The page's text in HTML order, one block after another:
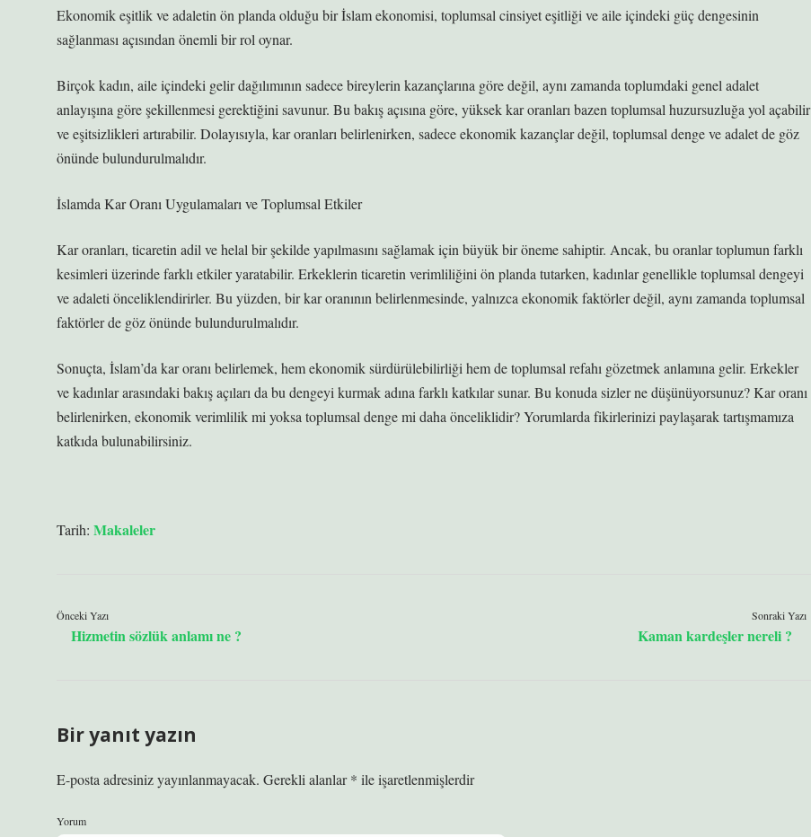
Ekonomik eşitlik ve adaletin ön planda olduğu bir İslam ekonomisi, toplumsal cinsiyet eşitliği ve aile içindeki güç dengesinin
sağlanması açısından önemli bir rol oynar.
Birçok kadın, aile içindeki gelir dağılımının sadece bireylerin kazançlarına göre değil, aynı zamanda toplumdaki genel adalet
anlayışına göre şekillenmesi gerektiğini savunur. Bu bakış açısına göre, yüksek kar oranları bazen toplumsal huzursuzluğa yol açabilir
ve eşitsizlikleri artırabilir. Dolayısıyla, kar oranları belirlenirken, sadece ekonomik kazançlar değil, toplumsal denge ve adalet de göz
önünde bulundurulmalıdır.
İslamda Kar Oranı Uygulamaları ve Toplumsal Etkiler
Kar oranları, ticaretin adil ve helal bir şekilde yapılmasını sağlamak için büyük bir öneme sahiptir. Ancak, bu oranlar toplumun farklı
kesimleri üzerinde farklı etkiler yaratabilir. Erkeklerin ticaretin verimliliğini ön planda tutarken, kadınlar genellikle toplumsal dengeyi
ve adaleti önceliklendirirler. Bu yüzden, bir kar oranının belirlenmesinde, yalnızca ekonomik faktörler değil, aynı zamanda toplumsal
faktörler de göz önünde bulundurulmalıdır.
Sonuçta, İslam’da kar oranı belirlemek, hem ekonomik sürdürülebilirliği hem de toplumsal refahı gözetmek anlamına gelir. Erkekler
ve kadınlar arasındaki bakış açıları da bu dengeyi kurmak adına farklı katkılar sunar. Bu konuda sizler ne düşünüyorsunuz? Kar oranı
belirlenirken, ekonomik verimlilik mi yoksa toplumsal denge mi daha önceliklidir? Yorumlarda fikirlerinizi paylaşarak tartışmamıza
katkıda bulunabilirsiniz.
Tarih: Makaleler
Önceki Yazı
Hizmetin sözlük anlamı ne ?
Sonraki Yazı
Kaman kardeşler nereli ?
Bir yanıt yazın
E-posta adresiniz yayınlanmayacak. Gerekli alanlar* ile işaretlenmişlerdir
Yorum